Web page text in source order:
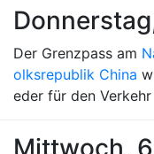
Der Grenzpass am
olksrepublik China
eder für den
Mittwoch,